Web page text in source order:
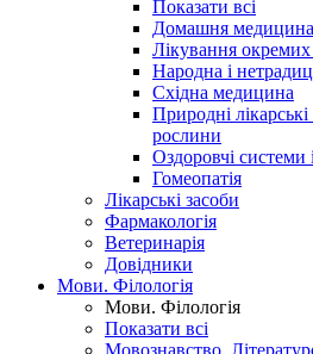
Показати всі
Домашня медицина
Лікування
Народна і
Східна медицина
Природні лікарські
рослини
Оздоровчі системи
Гомеопатія
Лікарські засоби
Фармакологія
Ветеринарія
Довідники
Мови. Філологія
Мови. Філологія
Показати всі
Мовознавство.